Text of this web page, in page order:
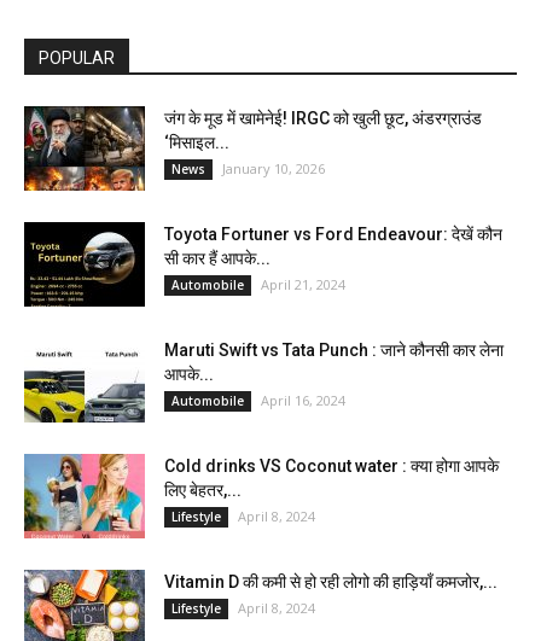
POPULAR
जंग के मूड में खामेनेई! IRGC को खुली छूट, अंडरग्राउंड
‘मिसाइल...
News January 10, 2026
Toyota Fortuner vs Ford Endeavour: देखें कौन
सी कार हैं आपके...
Automobile April 21, 2024
Maruti Swift vs Tata Punch : जाने कौनसी कार लेना
आपके...
Automobile April 16, 2024
Cold drinks VS Coconut water : क्या होगा आपके
लिए बेहतर,...
Lifestyle April 8, 2024
Vitamin D की कमी से हो रही लोगो की हाड़ियाँ कमजोर,...
Lifestyle April 8, 2024